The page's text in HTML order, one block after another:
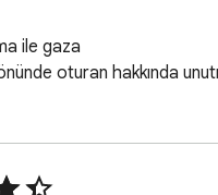
ile gaza
oturan hakkında